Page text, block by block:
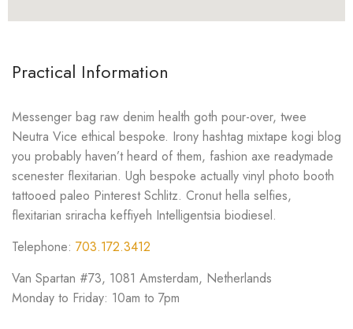
Practical Information
Messenger bag raw denim health goth pour-over, twee
Neutra Vice ethical bespoke. Irony hashtag mixtape kogi blog
you probably haven’t heard of them, fashion axe readymade
scenester flexitarian. Ugh bespoke actually vinyl photo booth
tattooed paleo Pinterest Schlitz. Cronut hella selfies,
flexitarian sriracha keffiyeh Intelligentsia biodiesel.
Telephone: 703.172.3412
Van Spartan #73, 1081 Amsterdam, Netherlands
Monday to Friday: 10am to 7pm